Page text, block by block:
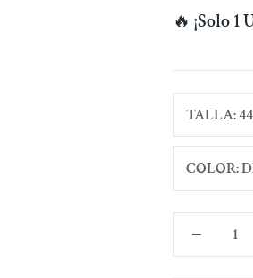
🔥 ¡Solo 1
TALLA:44
COLOR: